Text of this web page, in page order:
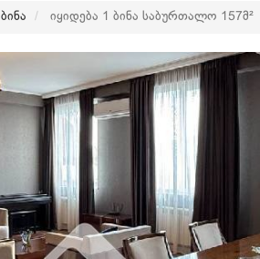
ბინა იყიდება 1 ბინა საბურთალო 157მ²